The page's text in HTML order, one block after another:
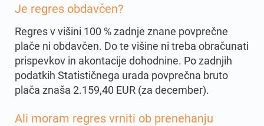
Je regres obdavčen?
Regres v višini 100 % zadnje znane povprečne
plače ni obdavčen. Do te višine ni treba obračunati
prispevkov in akontacije dohodnine. Po zadnjih
podatkih Statističnega urada povprečna bruto
plača znaša 2.159,40 EUR (za december).
Ali moram regres vrniti ob prenehanju